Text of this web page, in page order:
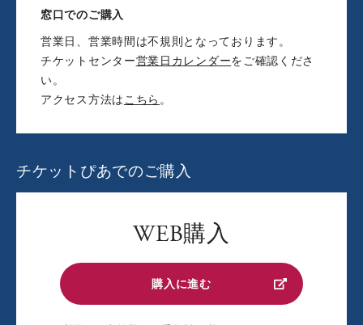
窓口でのご購入
営業日、営業時間は不規則となっております。
チケットセンター営業日カレンダーをご確認くださ
い。
アクセス方法はこちら 。
チケットぴあでのご購入
WEB購入
購入に進む